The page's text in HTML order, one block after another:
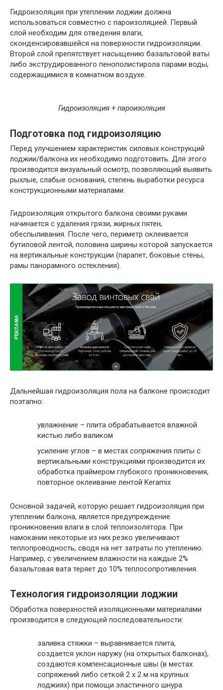
Гидроизоляция при утеплении лоджии должна
использоваться совместно с пароизоляцией. Первый
слой необходим для отведения влаги,
сконденсировавшейся на поверхности гидроизоляции.
Второй слой препятствует насыщению базальтовой ваты
либо экструдированного пенополистирола парами воды,
содержащимися в комнатном воздухе.
Гидроизоляция + пароизоляция
Подготовка под гидроизоляцию
Перед улучшением характеристик силовых конструкций
лоджии/балкона их необходимо подготовить. Для этого
производится визуальный осмотр, позволяющий выявить
рыхлые, слабые основания, степень выработки ресурса
конструкционными материалами.
Гидроизоляция открытого балкона своими руками
начинается с удаления грязи, жирных пятен,
обеспыливания. После чего, периметр оклеивается
бутиловой лентой, половина ширины которой запускается
на вертикальные конструкции (парапет, боковые стены,
рамы панорамного остекления).
Дальнейшая гидроизоляция пола на балконе происходит
поэтапно:
увлажнение – плита обрабатывается влажной
кистью либо валиком
усиление углов – в местах сопряжения плиты с
вертикальными конструкциями производится их
обработка праймером глубокого проникновения,
повторное оклеивание лентой Keramix
Основной задачей, которую решает гидроизоляция при
утеплении балкона, является предупреждение
проникновения влаги в слой теплоизолятора. При
намокании некоторые из них резко увеличивают
теплопроводность, сводя на нет затраты по утеплению.
Например, с увеличением влажности на каждые 2%
базальтовая вата теряет до 10% теплосопротивления.
Технология гидроизоляции лоджии
Обработка поверхностей изоляционными материалами
производится в следующей последовательности:
заливка стяжки – выравнивается плита,
создается уклон наружу (на открытых балконах),
создаются компенсационные швы (в местах
сопряжений либо сеткой 2 х 2 м на крупных
лоджиях) при помощи эластичного шнура